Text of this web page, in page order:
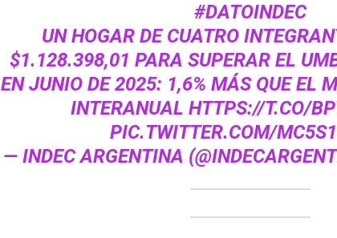
#DATOINDEC
UN HOGAR DE CUATRO
$1.128.398,01 PARA SUPERAR EL
EN JUNIO DE 2025: 1,6% MÁS QUE EL
INTERANUAL HTTPS://T.CO/
PIC.TWITTER.COM/
— INDEC ARGENTINA